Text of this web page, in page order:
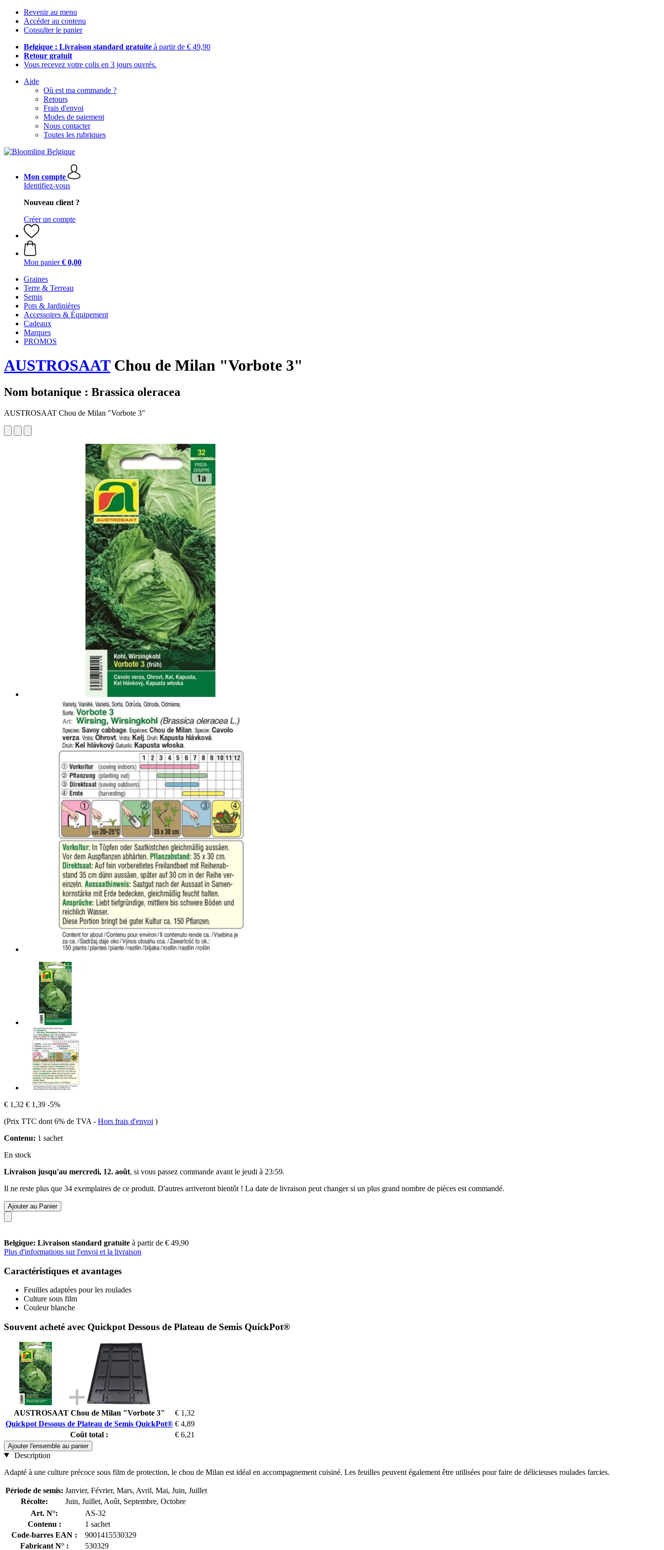
Revenir au menu
Accéder au contenu
Consulter le panier
Belgique : Livraison standard gratuite à partir de € 49,90
Retour gratuit
Vous recevez votre colis en 3 jours ouvrés.
Aide
Où est ma commande ?
Retours
Frais d'envoi
Modes de paiement
Nous contacter
Toutes les rubriques
Mon compte
Identifiez-vous
Nouveau client ?
Créer un compte
Mon panier € 0,00
Graines
Terre & Terreau
Semis
Pots & Jardinières
Accessoires & Équipement
Cadeaux
Marques
PROMOS
AUSTROSAATChou de Milan "Vorbote 3"
Nom botanique : Brassica oleracea
AUSTROSAAT Chou de Milan "Vorbote 3"
€ 1,32 € 1,39 -5%
(Prix TTC dont 6% de TVA - Hors frais d'envoi )
Contenu: 1 sachet
En stock
Livraison jusqu'au mercredi, 12. août, si vous passez commande avant le jeudi à 23:59.
Il ne reste plus que 34 exemplaires de ce produit. D'autres arriveront bientôt ! La date de livraison peut changer si un plus grand nombre de pièces est commandé.
Ajouter au Panier
Belgique: Livraison standard gratuite à partir de € 49,90
Plus d'informations sur l'envoi et la livraison
Caractéristiques et avantages
Feuilles adaptées pour les roulades
Culture sous film
Couleur blanche
Souvent acheté avec Quickpot Dessous de Plateau de Semis QuickPot®
AUSTROSAAT Chou de Milan "Vorbote 3"
€ 1,32
Quickpot Dessous de Plateau de Semis QuickPot® € 4,89
Coût total :
€ 6,21
Ajouter l'ensemble au panier
Description
Adapté à une culture précoce sous film de protection, le chou de Milan est idéal en accompagnement cuisiné. Les feuilles peuvent également être utilisées pour faire de délicieuses roulades farcies.
Période de semis: Janvier, Février, Mars, Avril, Mai, Juin, Juillet
Récolte:
Juin, Juillet, Août, Septembre, Octobre
Art. N°:
AS-32
Contenu :
1 sachet
Code-barres EAN :
9001415530329
Fabricant N° :
530329